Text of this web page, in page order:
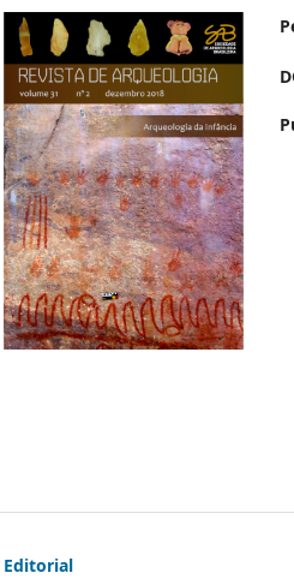
Editorial